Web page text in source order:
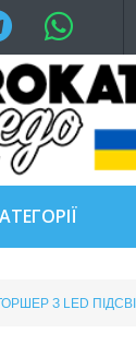
Telegram
З LED